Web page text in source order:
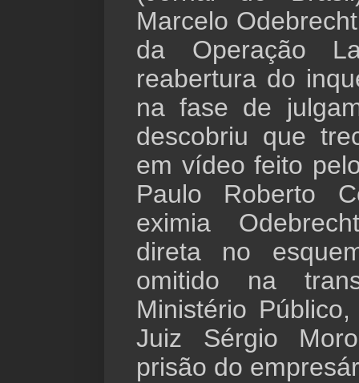
Marcelo
da Operação
reabertura do
na fase de
descobriu que
em vídeo feito
Paulo Roberto
eximia
direta no
omitido na
Ministério
Juiz Sérgio
prisão do